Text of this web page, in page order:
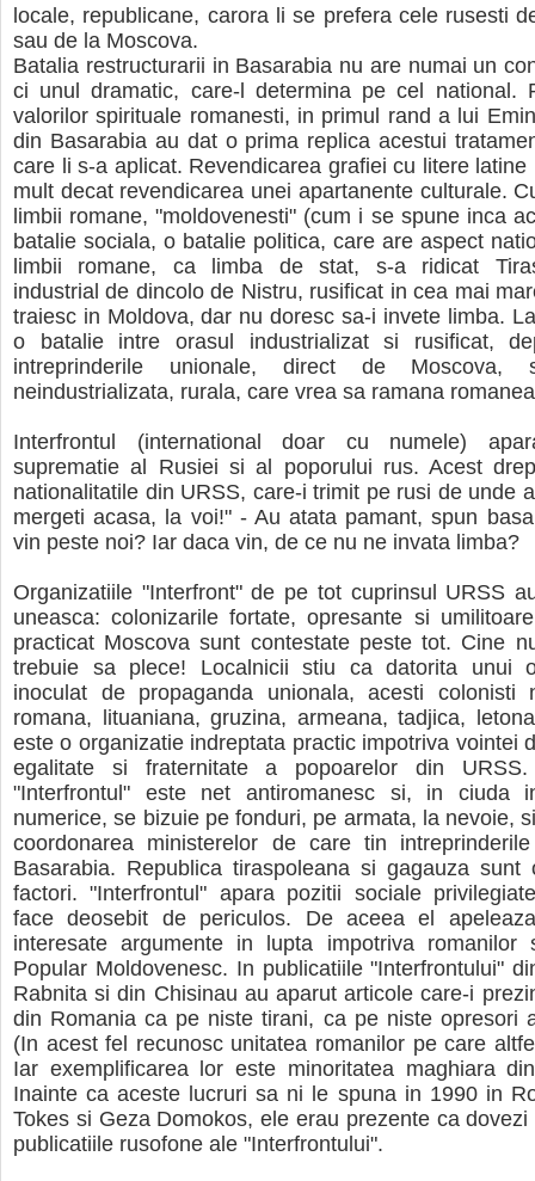
locale, republicane, carora li se prefera cele rusesti
sau de la Moscova.
Batalia restructurarii in Basarabia nu are numai un
ci unul dramatic, care-l determina pe cel national.
valorilor spirituale romanesti, in primul rand a lui
din Basarabia au dat o prima replica acestui
care li s-a aplicat. Revendicarea grafiei cu litere latine
mult decat revendicarea unei apartanente culturale.
limbii romane, "moldovenesti" (cum i se spune inca
batalie sociala, o batalie politica, care are aspect
limbii romane, ca limba de stat, s-a ridicat
industrial de dincolo de Nistru, rusificat in cea mai
traiesc in Moldova, dar nu doresc sa-i invete limba.
o batalie intre orasul industrializat si rusificat,
intreprinderile unionale, direct de Moscova,
neindustrializata, rurala, care vrea sa ramana
Interfrontul (international doar cu numele)
suprematie al Rusiei si al poporului rus. Acest
nationalitatile din URSS, care-i trimit pe rusi de unde
mergeti acasa, la voi!" - Au atata pamant, spun
vin peste noi? Iar daca vin, de ce nu ne invata limba?
Organizatiile "Interfront" de pe tot cuprinsul URSS
uneasca: colonizarile fortate, opresante si
practicat Moscova sunt contestate peste tot. Cine
trebuie sa plece! Localnicii stiu ca datorita unui
inoculat de propaganda unionala, acesti colonisti
romana, lituaniana, gruzina, armeana, tadjica,
este o organizatie indreptata practic impotriva vointei
egalitate si fraternitate a popoarelor din
"Interfrontul" este net antiromanesc si, in ciuda
numerice, se bizuie pe fonduri, pe armata, la nevoie,
coordonarea ministerelor de care tin
Basarabia. Republica tiraspoleana si gagauza sunt
factori. "Interfrontul" apara pozitii sociale
face deosebit de periculos. De aceea el
interesate argumente in lupta impotriva romanilor
Popular Moldovenesc. In publicatiile "Interfrontului"
Rabnita si din Chisinau au aparut articole care-i
din Romania ca pe niste tirani, ca pe niste opresori
(In acest fel recunosc unitatea romanilor pe care
Iar exemplificarea lor este minoritatea maghiara
Inainte ca aceste lucruri sa ni le spuna in 1990 in
Tokes si Geza Domokos, ele erau prezente ca
publicatiile rusofone ale "Interfrontului".